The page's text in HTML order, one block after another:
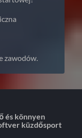
zawodów.
és könnyen
küzdősport